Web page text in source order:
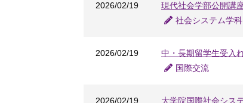
2026/02/19
現代社会学部公開講
社会システム学科
2026/02/19
中・長期留学生受入
国際交流
2026/02/19
大学院国際社会シス